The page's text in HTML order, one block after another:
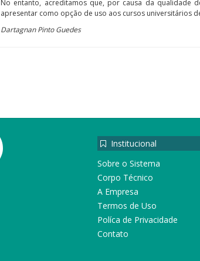
No entanto, acreditamos que, por causa da qualidade
apresentar como opção de uso aos cursos universitários
Dartagnan Pinto Guedes
Institucional
Sobre o Sistema
Corpo Técnico
A Empresa
Termos de Uso
Políca de Privacidade
Contato